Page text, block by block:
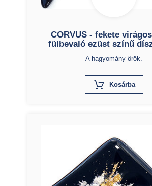
CORVUS - fekete
fülbevaló ezüst színű
A hagyomány örök.
KosárbaX